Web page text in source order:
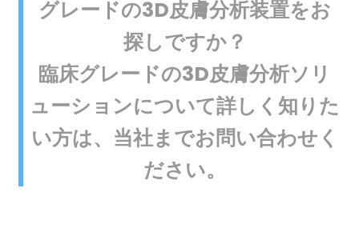
グレードの3D皮膚分析装置をお
探しですか？
臨床グレードの3D皮膚分析ソリ
ューションについて詳しく知りた
い方は、当社までお問い合わせく
ださい。